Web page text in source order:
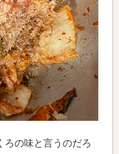
ろの味と言うのだろ